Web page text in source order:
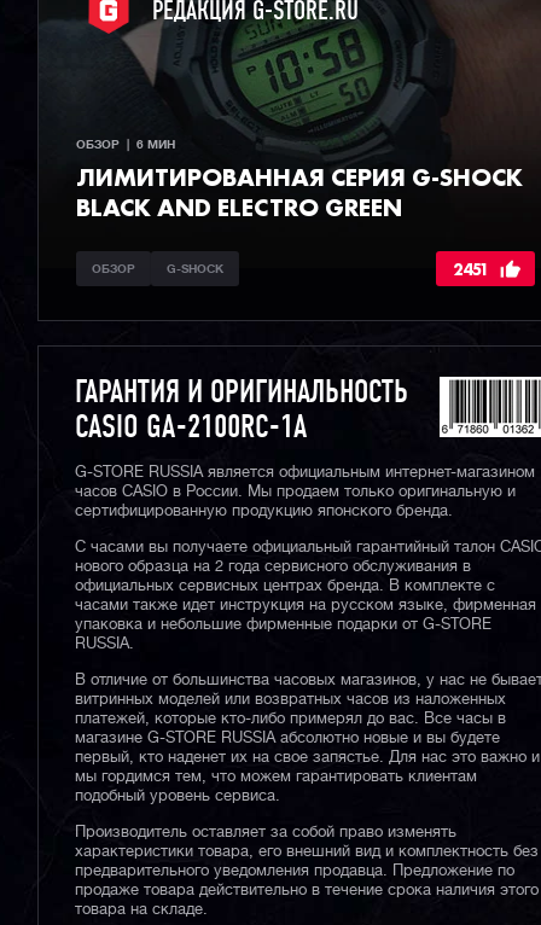
РЕДАКЦИЯ G-STORE.RU
ОБЗОР  |  6 МИН
ЛИМИТИРОВАННАЯ СЕРИЯ G-SHOCK
BLACK AND ELECTRO GREEN
ОБЗОР G-SHOCK 2451
ГАРАНТИЯ И ОРИГИНАЛЬНОСТЬ
CASIO GA-2100RC-1A
G-STORE RUSSIA является официальным интернет-магазином
часов CASIO в России. Мы продаем только оригинальную и
сертифицированную продукцию японского бренда.
С часами вы получаете официальный гарантийный талон
нового образца на 2 года сервисного обслуживания в
официальных сервисных центрах бренда. В комплекте с
часами также идет инструкция на русском языке, фирменная
упаковка и небольшие фирменные подарки от G-STORE
RUSSIA.
В отличие от большинства часовых магазинов, у нас не
витринных моделей или возвратных часов из наложенных
платежей, которые кто-либо примерял до вас. Все часы в
магазине G-STORE RUSSIA абсолютно новые и вы будете
первый, кто наденет их на свое запястье. Для нас это важно и
мы гордимся тем, что можем гарантировать клиентам
подобный уровень сервиса.
Производитель оставляет за собой право изменять
характеристики товара, его внешний вид и комплектность без
предварительного уведомления продавца. Предложение по
продаже товара действительно в течение срока наличия этого
товара на складе.